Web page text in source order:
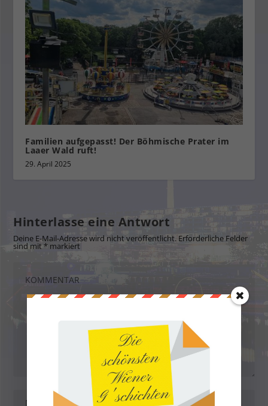
Familien aufgepasst! Der Böhmische Prater im
Laaer Wald ruft!
29. April 2025
Hinterlasse eine Antwort
Deine E-Mail-Adresse wird nicht veröffentlicht. Erforderliche Felder
sind mit* markiert